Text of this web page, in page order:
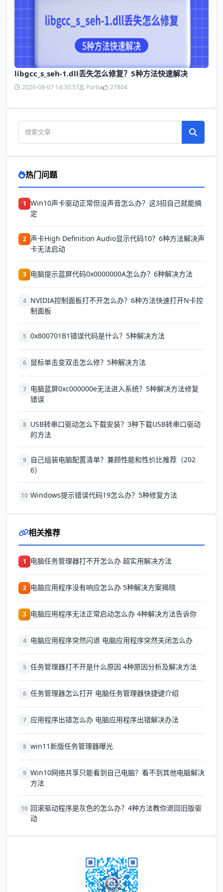
libgcc_s_seh-1.dll丢失怎么修复？5种方法快速解决
2026-08-07 14:30:57 Portia 27804
热门问题
1 Win10声卡驱动正常但没声音怎么办？这3招自己就能搞
定
2 声卡High Definition Audio显示代码10？6种方法解决声
卡无法启动
3 电脑提示蓝屏代码0x0000000A怎么办？6种解决方法
4 NVIDIA控制面板打不开怎么办？6种方法快速打开N卡控
制面板
5 0x800701B1错误代码是什么？5种解决方法
6 鼠标单击变双击怎么修？5种解决方法
7 电脑蓝屏0xc000000e无法进入系统？5种解决方法修复
错误
8 USB转串口驱动怎么下载安装？3种下载USB转串口驱动
的方法
9
自己组装电脑配置清单？兼顾性能和性价比推荐（202
6）
10 Windows提示错误代码19怎么办？5种修复方法
相关推荐
1 电脑任务管理器打不开怎么办 超实用解决方法
2 电脑应用程序没有响应怎么办 5种解决方案揭晓
3 电脑应用程序无法正常启动怎么办 4种解决方法告诉你
4 电脑应用程序突然闪退 电脑应用程序突然关闭怎么办
5 任务管理器打不开是什么原因 4种原因分析及解决方法
6 任务管理器怎么打开 电脑任务管理器快捷键介绍
7 应用程序出错怎么办 电脑应用程序出错解决办法
8 win11新版任务管理器曝光
9 Win10网络共享只能看到自己电脑？看不到其他电脑解决
方法
10 回滚驱动程序是灰色的怎么办？4种方法教你退回旧版驱
动